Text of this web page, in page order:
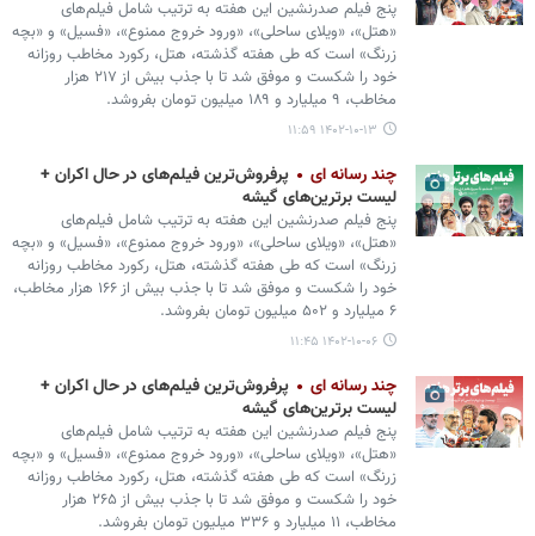
پنج فیلم صدرنشین این هفته به ترتیب شامل فیلم‌های
«هتل»، «ویلای ساحلی»، «ورود خروج ممنوع»، «فسیل» و «بچه
زرنگ» است که طی هفته گذشته، هتل، رکورد مخاطب روزانه
خود را شکست و موفق شد تا با جذب بیش از ۲۱۷ هزار
مخاطب، ۹ میلیارد و ۱۸۹ میلیون تومان بفروشد.
۱۴۰۲-۱۰-۱۳ ۱۱:۵۹
چند رسانه ای
پرفروش‌ترین فیلم‌های در حال اکران +
لیست برترین‌های گیشه
پنج فیلم صدرنشین این هفته به ترتیب شامل فیلم‌های
«هتل»، «ویلای ساحلی»، «ورود خروج ممنوع»، «فسیل» و «بچه
زرنگ» است که طی هفته گذشته، هتل، رکورد مخاطب روزانه
خود را شکست و موفق شد تا با جذب بیش از ۱۶۶ هزار مخاطب،
۶ میلیارد و ۵۰۲ میلیون تومان بفروشد.
۱۴۰۲-۱۰-۰۶ ۱۱:۴۵
چند رسانه ای
پرفروش‌ترین فیلم‌های در حال اکران +
لیست برترین‌های گیشه
پنج فیلم صدرنشین این هفته به ترتیب شامل فیلم‌های
«هتل»، «ویلای ساحلی»، «ورود خروج ممنوع»، «فسیل» و «بچه
زرنگ» است که طی هفته گذشته، هتل، رکورد مخاطب روزانه
خود را شکست و موفق شد تا با جذب بیش از ۲۶۵ هزار
مخاطب، ۱۱ میلیارد و ۳۳۶ میلیون تومان بفروشد.